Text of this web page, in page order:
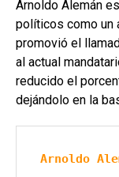
Arnoldo Alemán
políticos como un
promovió el
al actual
reducido el
dejándolo en la
Arnoldo